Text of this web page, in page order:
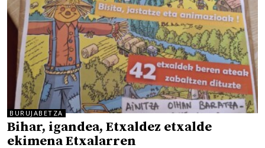
BURUJABETZA
Bihar, igandea, Etxaldez etxalde
ekimena Etxalarren